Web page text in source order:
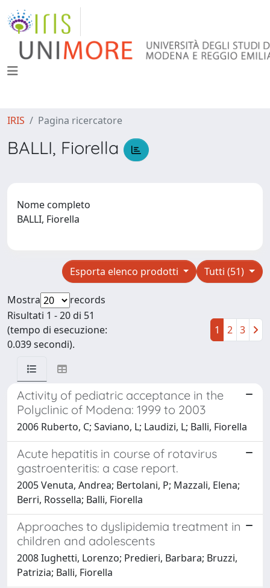
IRIS Pagina ricercatore
BALLI, Fiorella
Nome completo
BALLI, Fiorella
Tutti (51)
Esporta elenco prodotti
Mostra
records
Risultati 1 - 20 di 51
(tempo di esecuzione:
0.039 secondi).
1 2 3
Activity of pediatric acceptance in the
Polyclinic of Modena: 1999 to 2003
2006 Ruberto, C; Saviano, L; Laudizi, L; Balli, Fiorella
Acute hepatitis in course of rotavirus
gastroenteritis: a case report.
2005 Venuta, Andrea; Bertolani, P; Mazzali, Elena;
Berri, Rossella; Balli, Fiorella
Approaches to dyslipidemia treatment in
children and adolescents
2008 Iughetti, Lorenzo; Predieri, Barbara; Bruzzi,
Patrizia; Balli, Fiorella